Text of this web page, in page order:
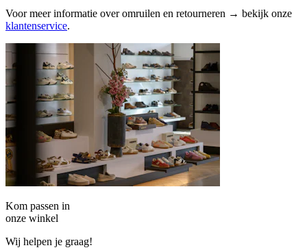
Voor meer informatie over omruilen en retourneren → bekijk onze
klantenservice.
Kom passen in
onze winkel
Wij helpen je graag!